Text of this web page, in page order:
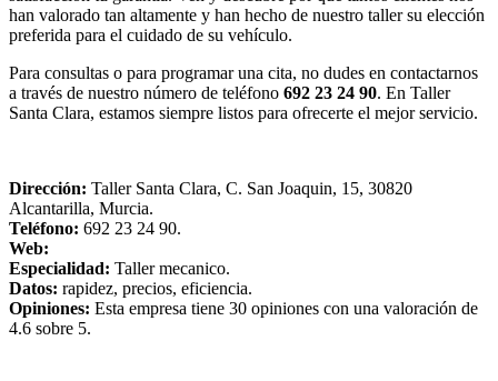
han valorado tan altamente y han hecho de nuestro taller su elección
preferida para el cuidado de su vehículo.
Para consultas o para programar una cita, no dudes en contactarnos
a través de nuestro número de teléfono 692 23 24 90. En Taller
Santa Clara, estamos siempre listos para ofrecerte el mejor servicio.
Dirección: Taller Santa Clara, C. San Joaquin, 15, 30820
Alcantarilla, Murcia.
Teléfono: 692 23 24 90.
Web:
Especialidad: Taller mecanico.
Datos: rapidez, precios, eficiencia.
Opiniones: Esta empresa tiene 30 opiniones con una valoración de
4.6 sobre 5.